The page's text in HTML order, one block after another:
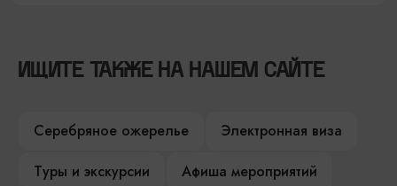
ИЩИТЕ ТАКЖЕ НА НАШЕМ САЙТЕ
Серебряное ожерелье
Электронная виза
Туры и экскурсии
Афиша мероприятий